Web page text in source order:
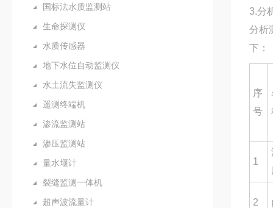
国标法水质监测站
生命探测仪
水质传感器
地下水位自动监测仪
水土流失监测仪
遥测终端机
渗流监测站
渗压监测站
量水堰计
裂缝监测一体机
超声波流量计
3.分
分析
下：
序
号
1
2